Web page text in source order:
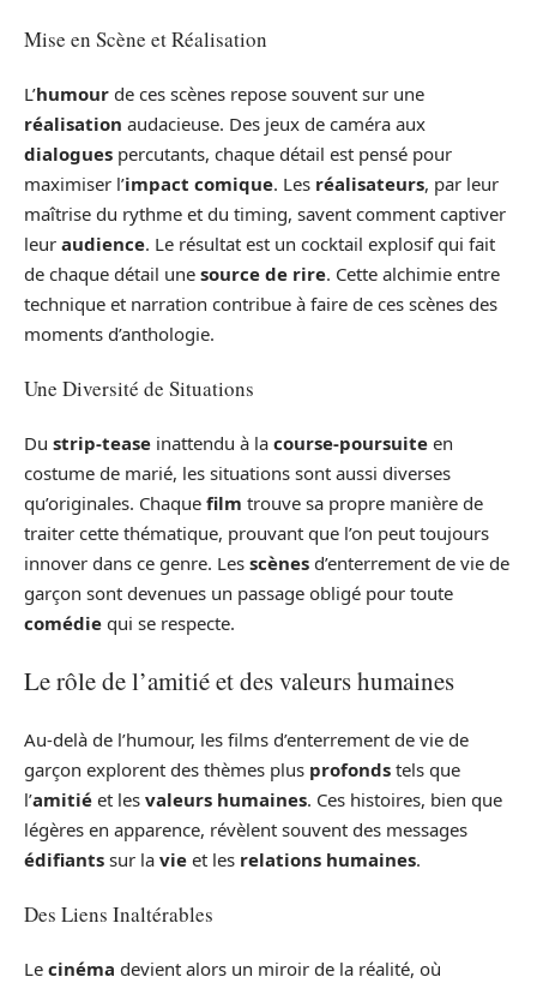
Mise en Scène et Réalisation
L’humour de ces scènes repose souvent sur une
réalisation audacieuse. Des jeux de caméra aux
dialogues percutants, chaque détail est pensé pour
maximiser l’impact comique. Les réalisateurs, par leur
maîtrise du rythme et du timing, savent comment captiver
leur audience. Le résultat est un cocktail explosif qui fait
de chaque détail une source de rire. Cette alchimie entre
technique et narration contribue à faire de ces scènes des
moments d’anthologie.
Une Diversité de Situations
Du strip-tease inattendu à la course-poursuite en
costume de marié, les situations sont aussi diverses
qu’originales. Chaque film trouve sa propre manière de
traiter cette thématique, prouvant que l’on peut toujours
innover dans ce genre. Les scènes d’enterrement de vie de
garçon sont devenues un passage obligé pour toute
comédie qui se respecte.
Le rôle de l’amitié et des valeurs humaines
Au-delà de l’humour, les films d’enterrement de vie de
garçon explorent des thèmes plus profonds tels que
l’amitié et les valeurs humaines. Ces histoires, bien que
légères en apparence, révèlent souvent des messages
édifiants sur la vie et les relations humaines.
Des Liens Inaltérables
Le cinéma devient alors un miroir de la réalité, où